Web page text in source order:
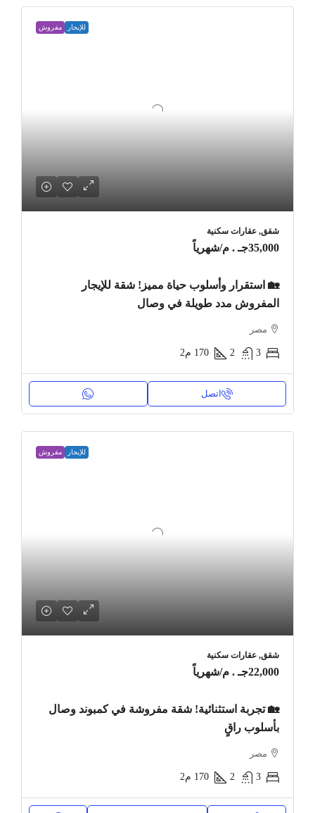
للإيجار مفروش
شقق, عقارات سكنية
35,000جـ . م /شهرياً
🏡 استقرار وأسلوب حياة مميز! شقة للإيجار
المفروش مدد طويلة في وصال
مصر
3
2
170 م2
اتصل
للإيجار مفروش
شقق, عقارات سكنية
22,000جـ . م /شهرياً
🏡 تجربة استثنائية! شقة مفروشة في كمبوند وصال
بأسلوب راقٍ
مصر
3
2
170 م2